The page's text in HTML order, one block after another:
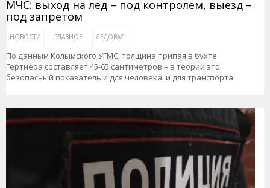
МЧС: выход на лед – под контролем, выезд –
под запретом
НОВОСТИ ГЛАВНОЕ ЛЕДОВАЯ
По данным Колымского УГМС, толщина припая в бухте
Гертнера составляет 45-65 сантиметров – в теории это
безопасный показатель и для человека, и для транспорта.